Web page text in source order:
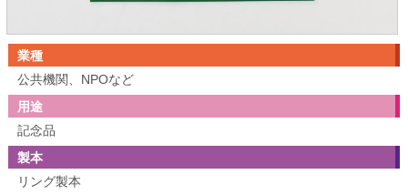
業種
公共機関、NPOなど
用途
記念品
製本
リング製本